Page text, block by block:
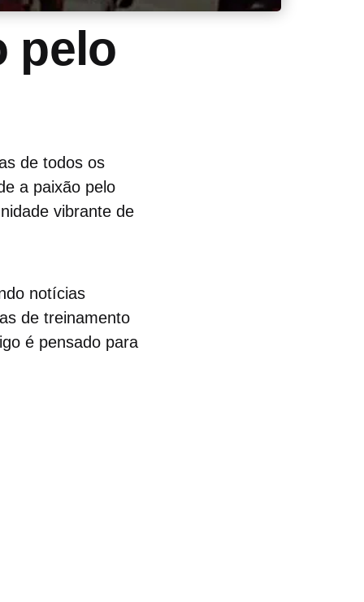
pelo
de todos os
a paixão pelo
vibrante de
notícias
de treinamento
é pensado para